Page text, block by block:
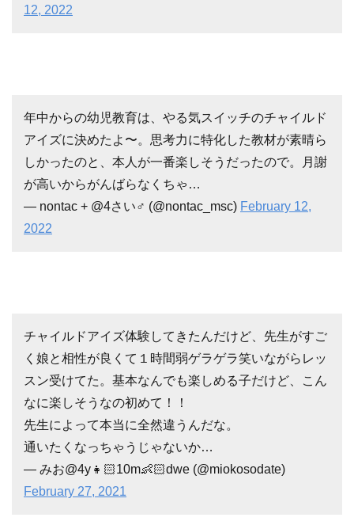
12, 2022
年中からの幼児教育は、やる気スイッチのチャイルド
アイズに決めたよ〜。思考力に特化した教材が素晴ら
しかったのと、本人が一番楽しそうだったので。月謝
が高いからがんばらなくちゃ…
— nontac + @4さい♂ (@nontac_msc) February 12,
2022
チャイルドアイズ体験してきたんだけど、先生がすご
く娘と相性が良くて１時間弱ゲラゲラ笑いながらレッ
スン受けてた。基本なんでも楽しめる子だけど、こん
なに楽しそうなの初めて！！
先生によって本当に全然違うんだな。
通いたくなっちゃうじゃないか…
— みお@4y👧🏻10m👶🏻dwe (@miokosodate)
February 27, 2021